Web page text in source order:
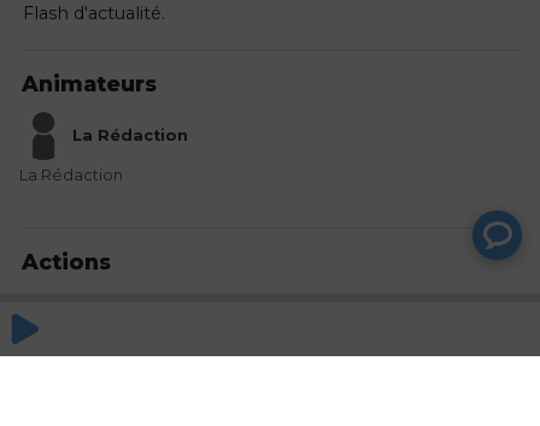
Flash d'actualité.
Animateurs
La Rédaction
La Rédaction
Actions